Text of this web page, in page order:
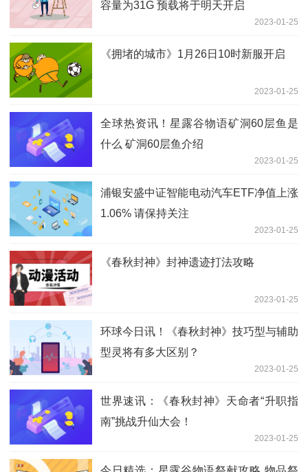
容量为31G 预载将于明天开启
2023-01-25
《拥堵的城市》1月26日10时新服开启
2023-01-25
全球热资讯！星露谷物语矿洞60层鱼是
什么 矿洞60层鱼介绍
2023-01-25
浦银安盛中证智能电动汽车ETF净值上涨
1.06% 请保持关注
2023-01-25
《春秋封神》封神遗迹打法攻略
2023-01-25
环球今日讯！《春秋封神》技巧型与辅助
型灵将有多大区别？
2023-01-25
世界速讯：《春秋封神》天命者“升职指
南”挑战升仙大会！
2023-01-25